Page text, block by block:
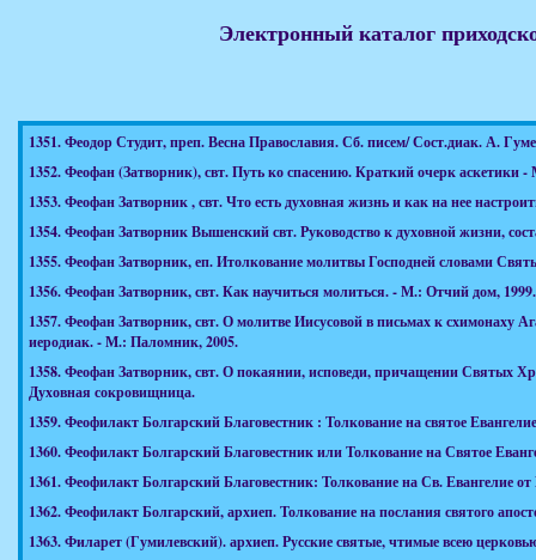
Электронный каталог
1351.Феодор Студит, преп. Весна Православия. Сб. писем/ Сост.диак. А.
1352.Феофан (Затворник), свт. Путь ко спасению. Краткий очерк аскетики
1353.Феофан Затворник , свт. Что есть духовная жизнь и как на нее
1354.Феофан Затворник Вышенский свт. Руководство к духовной жизни,
1355.Феофан Затворник, еп. Итолкование молитвы Господней словами
1356.Феофан Затворник, свт. Как научиться молиться. - М.: Отчий дом, 1999.
1357.Феофан Затворник, свт. О молитве Иисусовой в письмах к схимонаху
иеродиак. - М.: Паломник, 2005.
1358.Феофан Затворник, свт. О покаянии, исповеди, причащении Святых
Духовная сокровищница.
1359.Феофилакт Болгарский Благовестник : Толкование на святое
1360.Феофилакт Болгарский Благовестник или Толкование на Святое
1361.Феофилакт Болгарский Благовестник: Толкование на Св. Евангелие
1362.Феофилакт Болгарский, архиеп. Толкование на послания святого
1363.Филарет (Гумилевский). архиеп. Русские святые, чтимые всею